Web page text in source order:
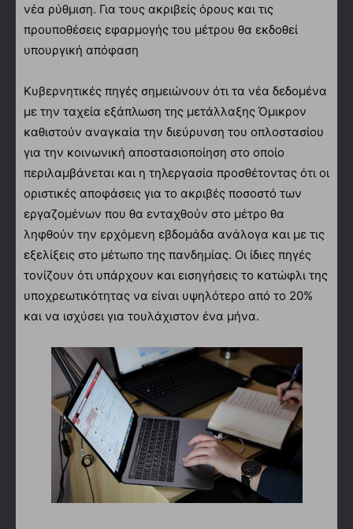
νέα ρύθμιση. Για τους ακριβείς όρους και τις
προυποθέσεις εφαρμογής του μέτρου θα εκδοθεί
υπουργική απόφαση
Κυβερνητικές πηγές σημειώνουν ότι τα νέα δεδομένα
με την ταχεία εξάπλωση της μετάλλαξης Όμικρον
καθιστούν αναγκαία την διεύρυνση του οπλοστασίου
για την κοινωνική αποστασιοποίηση στο οποίο
περιλαμβάνεται και η τηλεργασία προσθέτοντας ότι οι
οριστικές αποφάσεις για το ακριβές ποσοστό των
εργαζομένων που θα ενταχθούν στο μέτρο θα
ληφθούν την ερχόμενη εβδομάδα ανάλογα και με τις
εξελίξεις στο μέτωπο της πανδημίας. Οι ίδιες πηγές
τονίζουν ότι υπάρχουν και εισηγήσεις το κατώφλι της
υποχρεωτικότητας να είναι υψηλότερο από το 20%
και να ισχύσει για τουλάχιστον ένα μήνα.